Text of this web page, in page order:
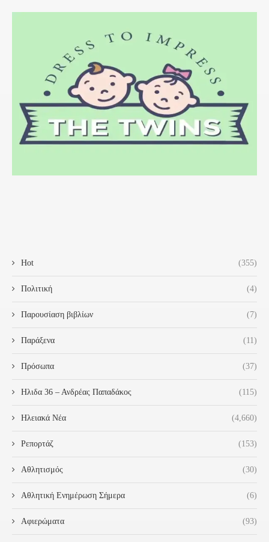
Hot (355)
Πολιτική (4)
Παρουσίαση βιβλίων (7)
Παράξενα (11)
Πρόσωπα (37)
Ηλιδα 36 – Ανδρέας Παπαδάκος (115)
Ηλειακά Νέα (4,660)
Ρεπορτάζ (153)
Αθλητισμός (30)
Αθλητική Ενημέρωση Σήμερα (6)
Αφιερώματα (93)